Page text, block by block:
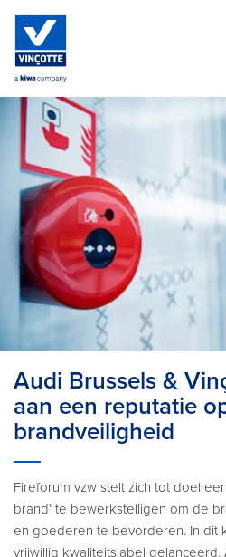
Audi Brussels &
aan een reputatie
brandveiligheid
Fireforum vzw stelt zich tot doel
brand’ te bewerkstelligen om de
en goederen te bevorderen. In dit
vrijwillig kwaliteitslabel gelanceerd.